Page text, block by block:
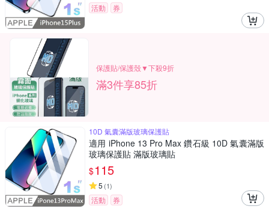
活動 券
保護貼/保護殼▼下殺9折
滿3件享85折
10D 氣囊滿版玻璃保護貼
適用 iPhone 13 Pro Max 鑽石級 10D 氣囊滿版
玻璃保護貼 滿版玻璃貼
$115
5 (1)
活動
券